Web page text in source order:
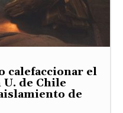
calefaccionar el
de Chile
de